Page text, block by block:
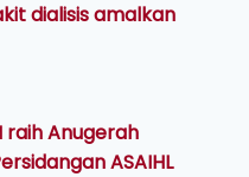
dialisis amalkan
raih Anugerah
ASAIHL